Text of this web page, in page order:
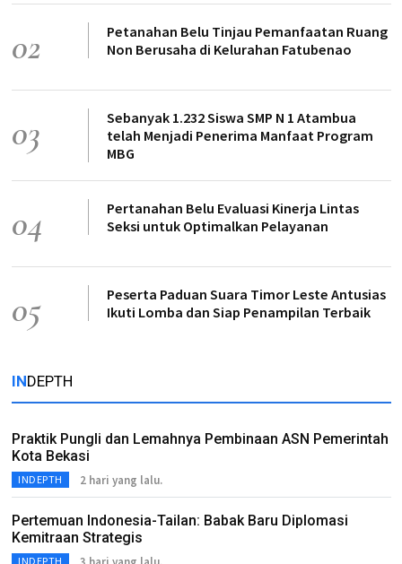
02
Petanahan Belu Tinjau Pemanfaatan Ruang
Non Berusaha di Kelurahan Fatubenao
03
Sebanyak 1.232 Siswa SMP N 1 Atambua
telah Menjadi Penerima Manfaat Program
MBG
04
Pertanahan Belu Evaluasi Kinerja Lintas
Seksi untuk Optimalkan Pelayanan
05
Peserta Paduan Suara Timor Leste Antusias
Ikuti Lomba dan Siap Penampilan Terbaik
INDEPTH
Praktik Pungli dan Lemahnya Pembinaan ASN Pemerintah
Kota Bekasi
INDEPTH 2 hari yang lalu.
Pertemuan Indonesia-Tailan: Babak Baru Diplomasi
Kemitraan Strategis
INDEPTH